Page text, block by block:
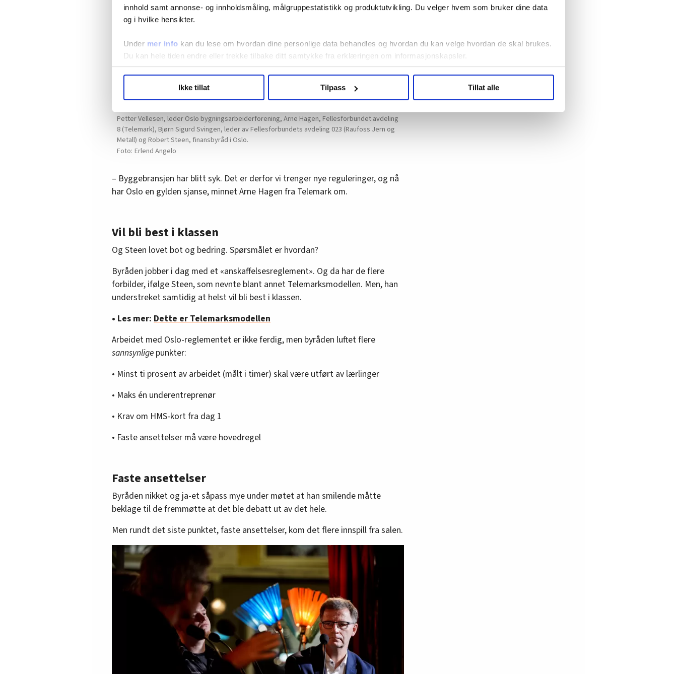
innhold samt annonse- og innholdsmåling, målgruppestatistikk og produktutvikling. Du velger hvem som bruker dine data
og i hvilke hensikter.
Under mer info kan du lese om hvordan dine personlige data behandles og hvordan du kan velge hvordan de skal brukes.
Du kan hele tiden endre eller trekke tilbake ditt samtykke fra erklæringen om informasjonskapsler.
hvordan våre nettsider blir brukt slik at vi tilby relevant innhold, tilpassede annonser og utarbeide statistikk.
annonsering. Disse er angitt i oversikten lengre ned på denne siden.
Ikke tillat Tilpass Tillat alle
Petter Vellesen, leder Oslo bygningsarbeiderforening, Arne Hagen, Fellesforbundet avdeling
8 (Telemark), Bjørn Sigurd Svingen, leder av Fellesforbundets avdeling 023 (Raufoss Jern og
Metall) og Robert Steen, finansbyråd i Oslo.
Erlend Angelo
– Byggebransjen har blitt syk. Det er derfor vi trenger nye reguleringer, og nå
har Oslo en gylden sjanse, minnet Arne Hagen fra Telemark om.
Vil bli best i klassen
Og Steen lovet bot og bedring. Spørsmålet er hvordan?
Byråden jobber i dag med et «anskaffelsesreglement». Og da har de flere
forbilder, ifølge Steen, som nevnte blant annet Telemarksmodellen. Men, han
understreket samtidig at helst vil bli best i klassen.
• Les mer: Dette er Telemarksmodellen
Arbeidet med Oslo-reglementet er ikke ferdig, men byråden luftet flere
sannsynlige punkter:
• Minst ti prosent av arbeidet (målt i timer) skal være utført av lærlinger
• Maks én underentreprenør
• Krav om HMS-kort fra dag 1
• Faste ansettelser må være hovedregel
Faste ansettelser
Byråden nikket og ja-et såpass mye under møtet at han smilende måtte
beklage til de fremmøtte at det ble debatt ut av det hele.
Men rundt det siste punktet, faste ansettelser, kom det flere innspill fra salen.